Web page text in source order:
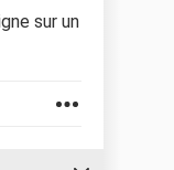
sur un